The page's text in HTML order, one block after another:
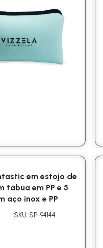
em estojo de
tábua em PP e 5
aço inox e PP
SKU: SP-94144